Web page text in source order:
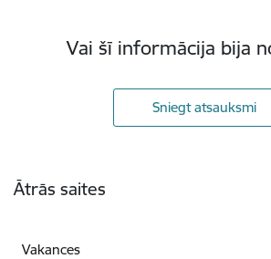
Vai šī informācija bija
Sniegt atsauksmi
Ātrās saites
Vakances